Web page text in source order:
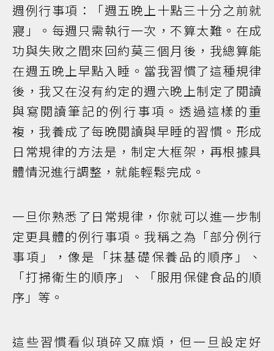
週例行事項：「週五晚上十點三十分之前就
寢」。每週只需執行一次，不算太難。在成
功與失敗之間來回約莫三個月後，我總算能
在週五晚上早點入睡。當我習慣了這種規律
後，我又在沒有約定的週六晚上制定了閱讀
與寫閱讀筆記的例行事項。透過這樣的重
複，我養成了每晚閱讀與早睡的習慣。形成
日常規律的方法是，制定大框架，再根據具
體情況進行調整，就能輕鬆完成。
一旦你熟悉了日常規律，你就可以進一步制
定更具體的例行事項。我稱之為「部分例行
事項」，像是「抹基礎保養品的順序」、
「打掃衛生的順序」、「服用保健食品的順
序」等。
這些習慣看似瑣碎又麻煩，但一旦設定好